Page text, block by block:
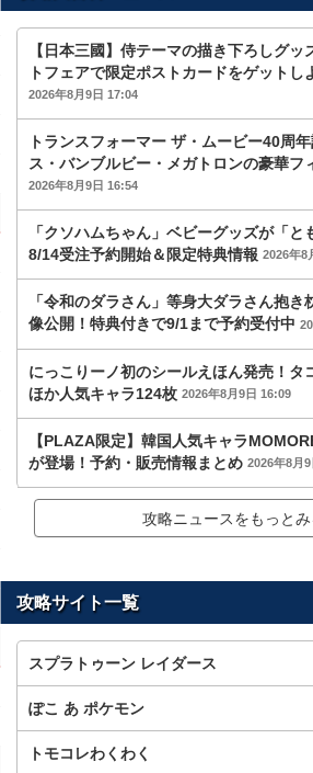
【日本三國】侍テーマの描き下ろしグッ
トフェアで限定ポストカードをゲットし
2026年8月9日 17:04
トランスフォーマー ザ・ムービー40周
ス・バンブルビー・メガトロンの豪華フ
2026年8月9日 16:54
「クソハムちゃん」ベビーグッズが「と
8/14受注予約開始＆限定特典情報 2026年8
「令和のダラさん」等身大ダラさん抱き
像公開！特典付きで9/1まで予約受付中
にっこりーノ初のシールえほん発売！タ
ほか人気キャラ124枚 2026年8月9日 16:09
【PLAZA限定】韓国人気キャラ
が登場！予約・販売情報まとめ 2026年8月
攻略ニュースをもっとみ
攻略サイト一覧
スプラトゥーン レイダース
ぽこ あ ポケモン
トモコレわくわく